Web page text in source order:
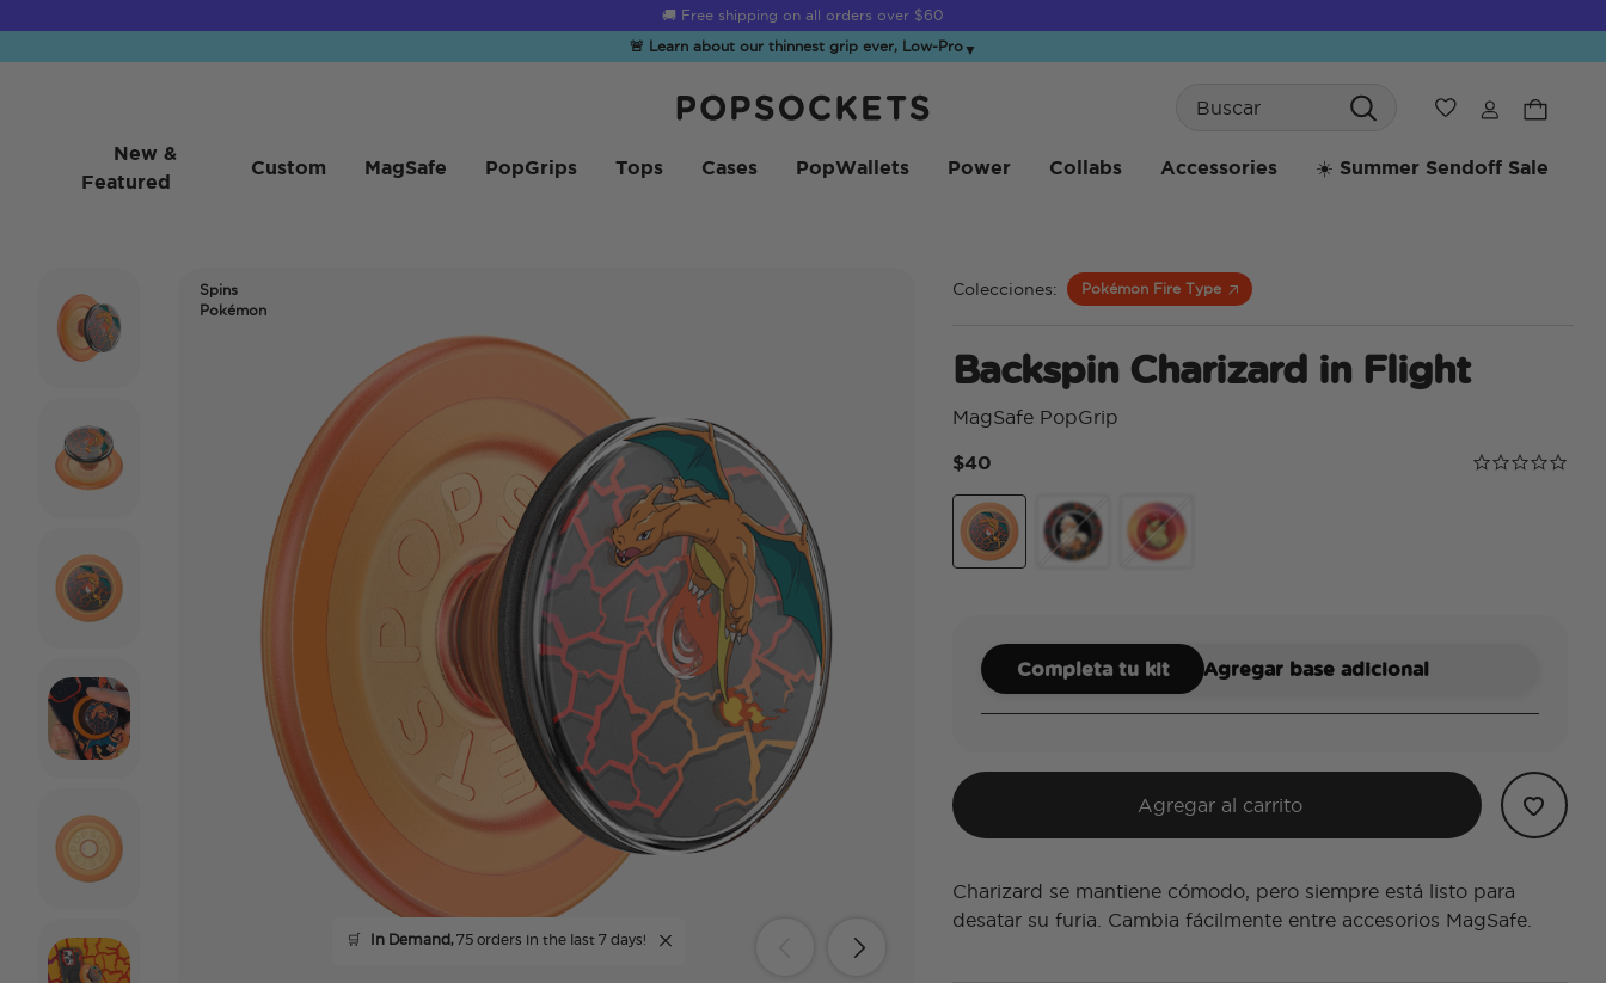
Summer Sendoff Sale is on 🚨 Up to 60% off
🚨 Learn about our thinnest grip ever, Low-Pro▼
Wishlist
New &
Featured
Custom MagSafe PopGrips Tops Cases PopWallets Power Collabs Accessories ☀️ Summer Sendoff Sale
Spins
Pokémon
🛒 In Demand,75 orders in the last 7 days!
Colecciones: Pokémon Fire Type
Backspin Charizard in Flight
MagSafe PopGrip
$40 Calificación
0.0 star rating
Completa tu kit Agregar base adicional
Agregar al carrito
Charizard se mantiene cómodo, pero siempre está listo para
desatar su furia. Cambia fácilmente entre accesorios MagSafe.